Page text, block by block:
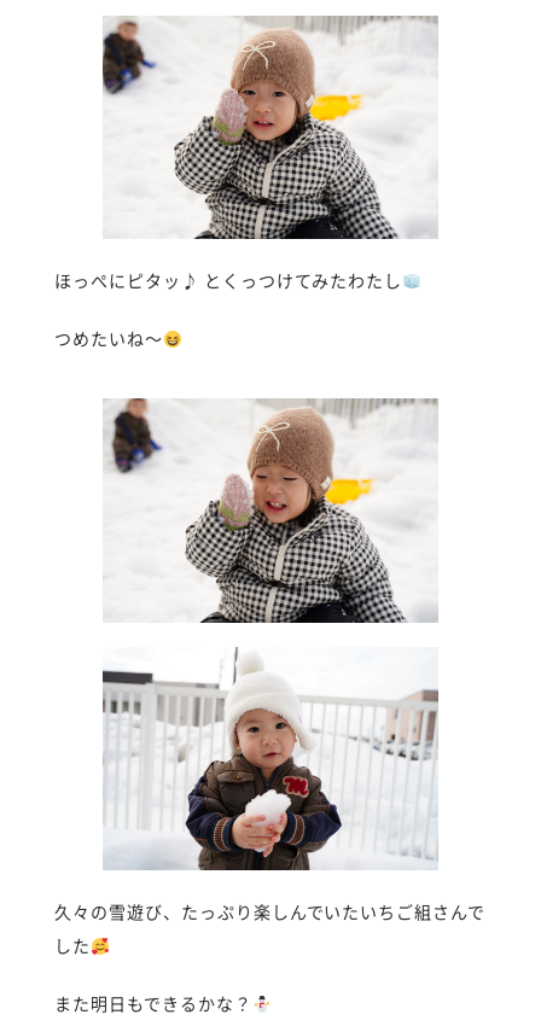
ほっぺにピタッ♪ とくっつけてみたわたし
つめたいね〜
久々の雪遊び、たっぷり楽しんでいたいちご組さんで
した
また明日もできるかな？